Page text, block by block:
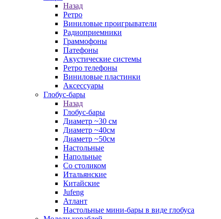
Назад
Ретро
Виниловые проигрыватели
Радиоприемники
Граммофоны
Патефоны
Акустические системы
Ретро телефоны
Виниловые пластинки
Аксессуары
Глобус-бары
Назад
Глобус-бары
Диаметр ~30 см
Диаметр ~40см
Диаметр ~50см
Настольные
Напольные
Со столиком
Итальянские
Китайские
Jufeng
Атлант
Настольные мини-бары в виде глобуса